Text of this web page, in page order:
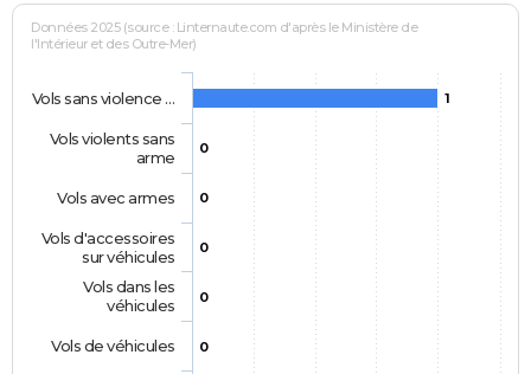
Données 2025 (source : Linternaute.com d'après le Ministère de
l'Intérieur et des Outre-Mer)
1
0
0
0
0
0
Vols sans violence …
Vols violents sans
arme
Vols avec armes
Vols d'accessoires
sur véhicules
Vols dans les
véhicules
Vols de véhicules